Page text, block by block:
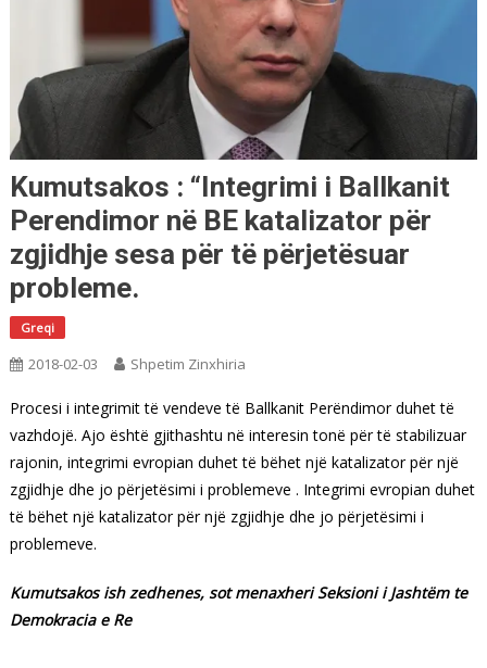
Kumutsakos : “Integrimi i Ballkanit
Perendimor në BE katalizator për
zgjidhje sesa për të përjetësuar
probleme.
Greqi
2018-02-03 Shpetim Zinxhiria
Procesi i integrimit të vendeve të Ballkanit Perëndimor duhet të
vazhdojë. Ajo është gjithashtu në interesin tonë për të stabilizuar
rajonin, integrimi evropian duhet të bëhet një katalizator për një
zgjidhje dhe jo përjetësimi i problemeve . Integrimi evropian duhet
të bëhet një katalizator për një zgjidhje dhe jo përjetësimi i
problemeve.
Kumutsakos ish zedhenes, sot menaxheri Seksioni i Jashtëm te
Demokracia e Re